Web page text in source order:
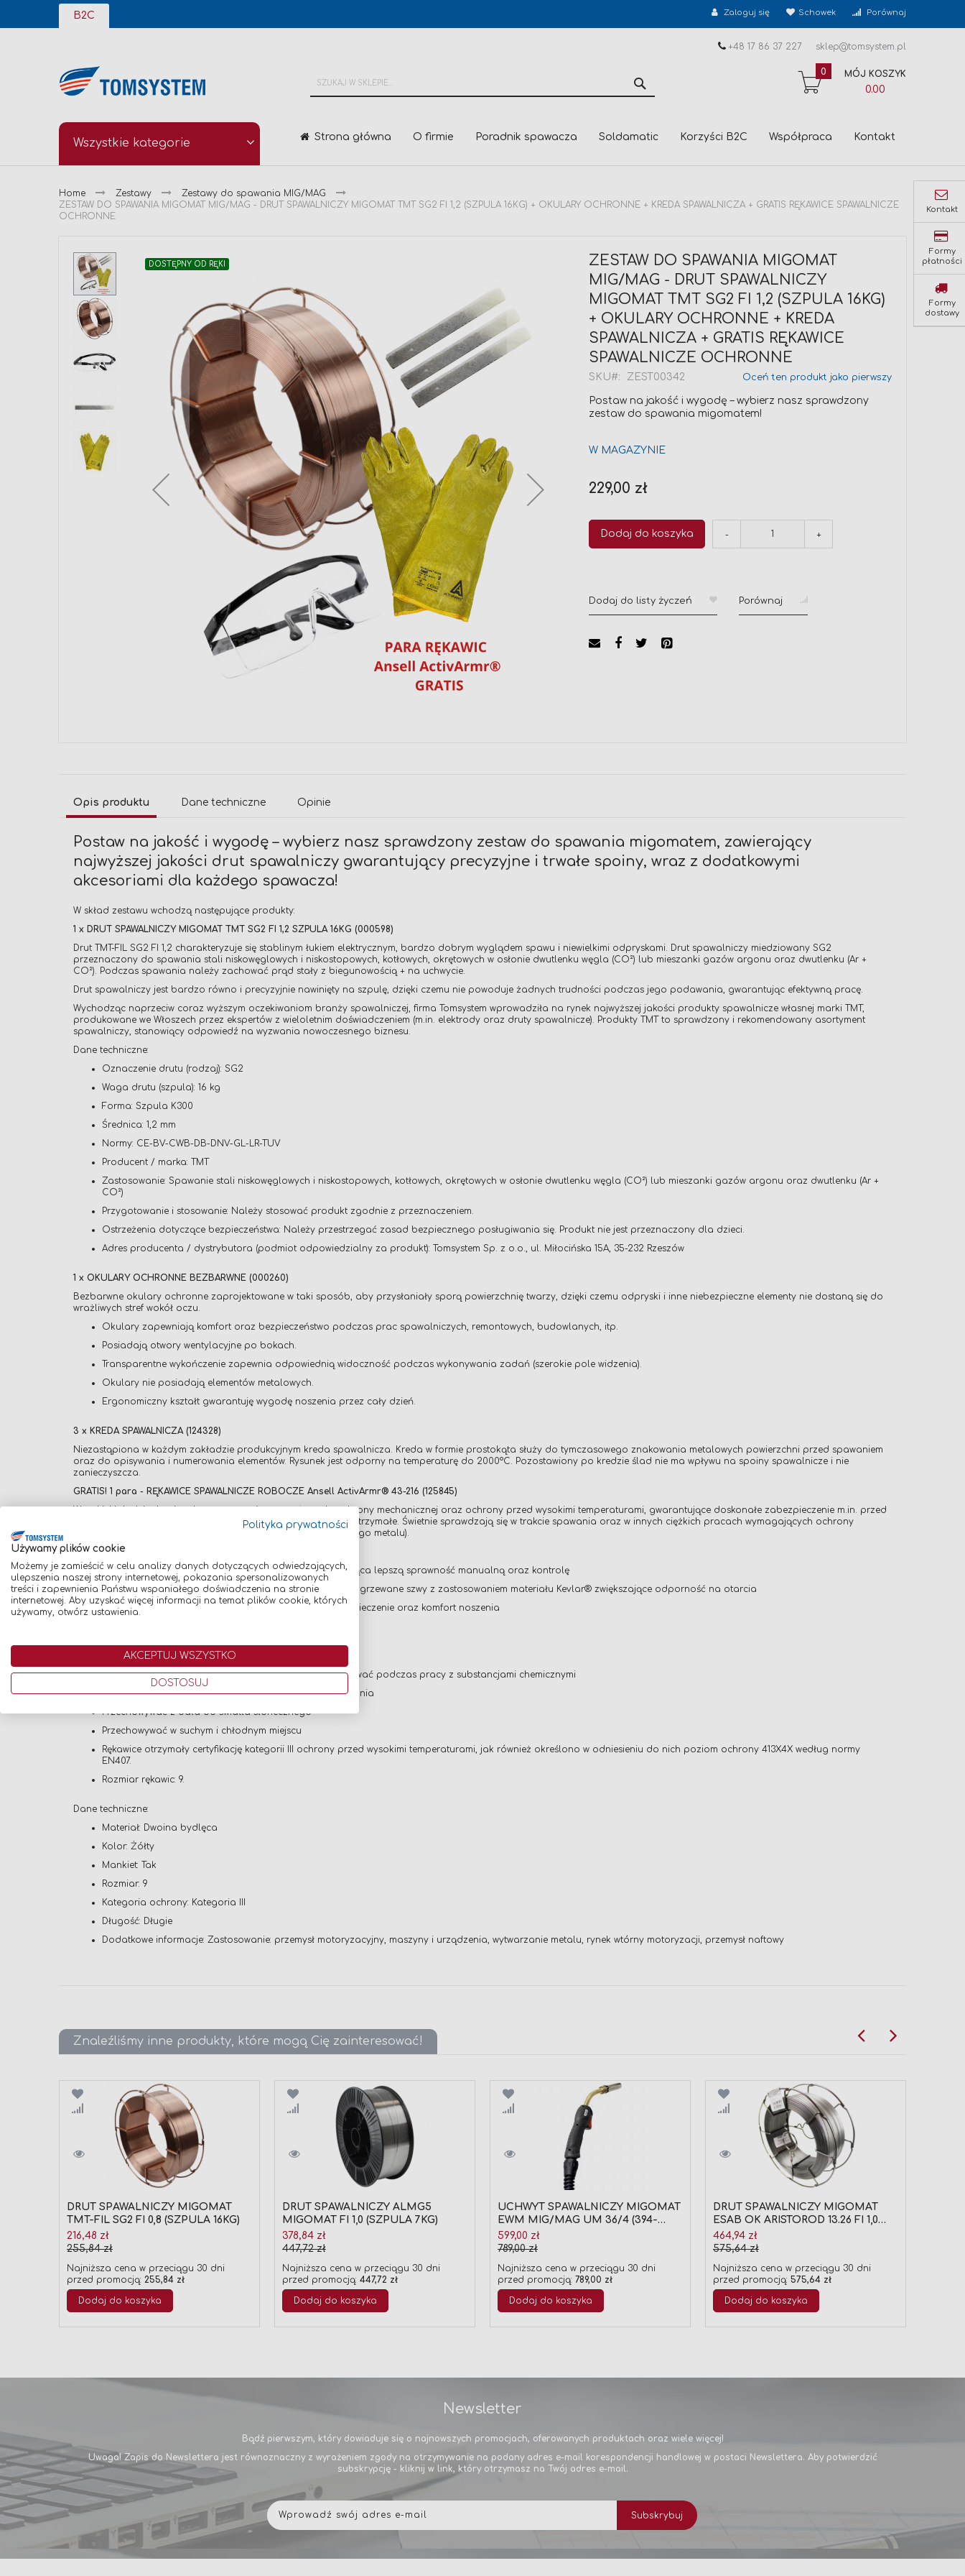
Przejdź
treści
B2C Zaloguj się Schowek Porównaj
+48 17 86 37 227 sklep@tomsystem.pl
MÓJ KOSZYK
0.00
0
Wszystkie kategorie Strona główna O firmie Poradnik spawacza Soldamatic Korzyści B2C Współpraca Kontakt
Home Zestawy
Zestawy do spawania MIG/MAG
ZESTAW DO SPAWANIA MIGOMAT MIG/MAG - DRUT SPAWALNICZY MIGOMAT TMT SG2 FI 1,2 (SZPULA 16KG) + OKULARY OCHRONNE + KREDA SPAWALNICZA + GRATIS RĘKAWICE SPAWALNICZE
OCHRONNE
Przejdź
na
koniec
galerii
DOSTĘPNY OD RĘKI
ZESTAW DO SPAWANIA MIGOMAT
MIG/MAG - DRUT SPAWALNICZY
MIGOMAT TMT SG2 FI 1,2 (SZPULA 16KG)
+ OKULARY OCHRONNE + KREDA
SPAWALNICZA + GRATIS RĘKAWICE
SPAWALNICZE OCHRONNE
SKU ZEST00342 Oceń ten produkt jako pierwszy
Postaw na jakość i wygodę – wybierz nasz sprawdzony
zestaw do spawania migomatem!
W MAGAZYNIE
229,00 zł
Dodaj do koszyka - +
Dodaj do listy życzeń Porównaj
Opis produktu
Postaw na jakość i wygodę – wybierz nasz sprawdzony zestaw do spawania migomatem, zawierający
najwyższej jakości drut spawalniczy gwarantujący precyzyjne i trwałe spoiny, wraz z dodatkowymi
akcesoriami dla każdego spawacza!
W skład zestawu wchodzą następujące produkty:
1 x DRUT SPAWALNICZY MIGOMAT TMT SG2 FI 1,2 SZPULA 16KG (000598)
Drut TMT-FIL SG2 FI 1,2 charakteryzuje się stablinym łukiem elektrycznym, bardzo dobrym wyglądem spawu i niewielkimi odpryskami. Drut spawalniczy miedziowany SG2
przeznaczony do spawania stali niskowęglowych i niskostopowych, kotłowych, okrętowych w osłonie dwutlenku węgla (CO²) lub mieszanki gazów argonu oraz dwutlenku (Ar +
CO²). Podczas spawania należy zachować prąd stały z biegunowością + na uchwycie.
Drut spawalniczy jest bardzo równo i precyzyjnie nawinięty na szpulę, dzięki czemu nie powoduje żadnych trudności podczas jego podawania, gwarantując efektywną pracę.
Wychodząc naprzeciw coraz wyższym oczekiwaniom branży spawalniczej, firma Tomsystem wprowadziła na rynek najwyższej jakości produkty spawalnicze własnej marki TMT,
produkowane we Włoszech przez ekspertów z wieloletnim doświadczeniem (m.in. elektrody oraz druty spawalnicze). Produkty TMT to sprawdzony i rekomendowany asortyment
spawalniczy, stanowiący odpowiedź na wyzwania nowoczesnego biznesu.
Dane techniczne:
Oznaczenie drutu (rodzaj): SG2
Waga drutu (szpula): 16 kg
Forma: Szpula K300
Średnica: 1,2 mm
Normy: CE-BV-CWB-DB-DNV-GL-LR-TUV
Producent / marka: TMT
Zastosowanie: Spawanie stali niskowęglowych i niskostopowych, kotłowych, okrętowych w osłonie dwutlenku węgla (CO²) lub mieszanki gazów argonu oraz dwutlenku (Ar +
CO²)
Przygotowanie i stosowanie: Należy stosować produkt zgodnie z przeznaczeniem.
Ostrzeżenia dotyczące bezpieczeństwa: Należy przestrzegać zasad bezpiecznego posługiwania się. Produkt nie jest przeznaczony dla dzieci.
Adres producenta / dystrybutora (podmiot odpowiedzialny za produkt): Tomsystem Sp. z o.o., ul. Miłocińska 15A, 35-232 Rzeszów
1 x OKULARY OCHRONNE BEZBARWNE (000260)
Bezbarwne okulary ochronne zaprojektowane w taki sposób, aby przysłaniały sporą powierzchnię twarzy, dzięki czemu odpryski i inne niebezpieczne elementy nie dostaną się do
wrażliwych stref wokół oczu.
Okulary zapewniają komfort oraz bezpieczeństwo podczas prac spawalniczych, remontowych, budowlanych, itp.
Posiadają otwory wentylacyjne po bokach.
Transparentne wykończenie zapewnia odpowiednią widoczność podczas wykonywania zadań (szerokie pole widzenia).
Okulary nie posiadają elementów metalowych.
Ergonomiczny kształt gwarantuję wygodę noszenia przez cały dzień.
3 x KREDA SPAWALNICZA (124328)
Niezastąpiona w każdym zakładzie produkcyjnym kreda spawalnicza. Kreda w formie prostokąta służy do tymczasowego znakowania metalowych powierzchni przed spawaniem
oraz do opisywania i numerowania elementów. Rysunek jest odporny na temperaturę do 2000°C. Pozostawiony po kredzie ślad nie ma wpływu na spoiny spawalnicze i nie
zanieczyszcza.
GRATIS! 1 para - RĘKAWICE SPAWALNICZE ROBOCZE Ansell ActivArmr® 43-216 (125845)
Wysokiej jakości rękawice do zastosowań przemysłowych, ochrony mechanicznej oraz ochrony przed wysokimi temperaturami, gwarantujące doskonałe zabezpieczenie m.in. przed
płomieniami, iskrami oraz przebiciem. Rękawice są niezwykle wytrzymałe. Świetnie sprawdzają się w trakcie spawania oraz w innych ciężkich pracach wymagających ochrony
termicznej (bardzo dobrze chronią przed odpryskami stopionego metalu).
Zalety:
Ulepszona trójwymiarowa konstrukcja kciuka zapewniająca lepszą sprawność manualną oraz kontrolę
Wysokiej jakości odporna skóra (dwoina bydlęca) oraz zgrzewane szwy z zastosowaniem materiału Kevlar® zwiększające odporność na otarcia
Bawełniana wyściółka zapewniająca dodatkowe zabezpieczenie oraz komfort noszenia
Rękawice nie są cieczoodporne, nie wolno ich zatem używać podczas pracy z substancjami chemicznymi
Nie wystawiać na działanie źródeł ozonu i otwartego ognia
Przechowywać z dala od światła słonecznego
Przechowywać w suchym i chłodnym miejscu
Rękawice otrzymały certyfikację kategorii III ochrony przed wysokimi temperaturami, jak również określono w odniesieniu do nich poziom ochrony 413X4X według normy
EN407.
Rozmiar rękawic: 9.
Dane techniczne:
Materiał: Dwoina bydlęca
Kolor: Żółty
Mankiet: Tak
Rozmiar: 9
Kategoria ochrony: Kategoria III
Długość: Długie
Dodatkowe informacje: Zastosowanie: przemysł motoryzacyjny, maszyny i urządzenia, wytwarzanie metalu, rynek wtórny motoryzacji, przemysł naftowy
Dane techniczne Opinie
Znaleźliśmy inne produkty, które mogą Cię zainteresować!
Porównaj
DRUT SPAWALNICZY MIGOMAT
TMT-FIL SG2 FI 0,8 (SZPULA 16KG)
Cena
promocyjna
216,48 zł
255,84 zł
Najniższa cena w przeciągu 30 dni
przed promocją: 255,84 zł
Dodaj do koszyka
Porównaj
DRUT SPAWALNICZY ALMG5
MIGOMAT FI 1,0 (SZPULA 7KG)
Cena
promocyjna
378,84 zł
447,72 zł
Najniższa cena w przeciągu 30 dni
przed promocją: 447,72 zł
Dodaj do koszyka
Porównaj
UCHWYT SPAWALNICZY MIGOMAT
EWM MIG/MAG UM 36/4 (394-
600003-00004)
Cena
promocyjna
599,00 zł
789,00 zł
Najniższa cena w przeciągu 30 dni
przed promocją: 789,00 zł
Dodaj do koszyka
Porównaj
DRUT SPAWALNICZY MIGOMAT
ESAB OK ARISTOROD 13.26 FI 1,0
(SZPULA 18KG)
Cena
promocyjna
464,94 zł
575,64 zł
Najniższa cena w przeciągu 30 dni
przed promocją: 575,64 zł
Dodaj do koszyka
Kontakt
Formy
płatności
Formy
dostawy
Newsletter
Bądź pierwszym, który dowiaduje się o najnowszych promocjach, oferowanych produktach oraz wiele więcej!
Uwaga! Zapis do Newslettera jest równoznaczny z wyrażeniem zgody na otrzymywanie na podany adres e-mail korespondencji handlowej w postaci Newslettera. Aby potwierdzić
subskrypcję - kliknij w link, który otrzymasz na Twój adres e-mail.
newsletter:
Subskrybuj
Polityka prywatności
Używamy plików cookie
Możemy je zamieścić w celu analizy danych dotyczących odwiedzających,
ulepszenia naszej strony internetowej, pokazania spersonalizowanych
treści i zapewnienia Państwu wspaniałego doświadczenia na stronie
internetowej. Aby uzyskać więcej informacji na temat plików cookie, których
używamy, otwórz ustawienia.
AKCEPTUJ WSZYSTKO
DOSTOSUJ